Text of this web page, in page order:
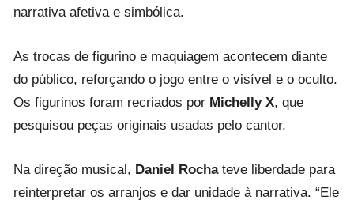
narrativa afetiva e simbólica.
As trocas de figurino e maquiagem acontecem diante
do público, reforçando o jogo entre o visível e o oculto.
Os figurinos foram recriados por Michelly X, que
pesquisou peças originais usadas pelo cantor.
Na direção musical, Daniel Rochateve liberdade para
reinterpretar os arranjos e dar unidade à narrativa. “Ele